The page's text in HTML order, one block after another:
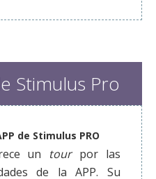
Stimulus Pro
de Stimulus PRO
un tourpor las
de la APP. Su